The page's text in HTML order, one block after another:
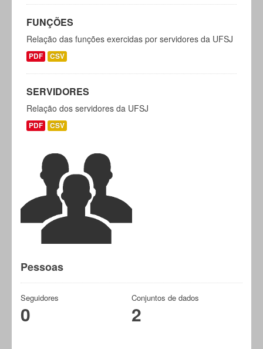
FUNÇÕES
Relação das funções exercidas por servidores da UFSJ
PDF CSV
SERVIDORES
Relação dos servidores da UFSJ
PDF CSV
Pessoas
Seguidores
0
Conjuntos de dados
2